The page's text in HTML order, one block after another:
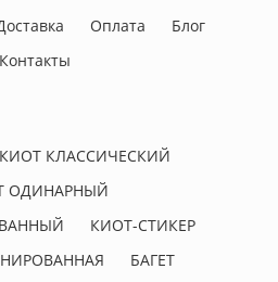
Оплата
Блог
Контакты
КИОТ КЛАССИЧЕСКИЙ
ОДИНАРНЫЙ
КИОТ-СТИКЕР
БАГЕТ